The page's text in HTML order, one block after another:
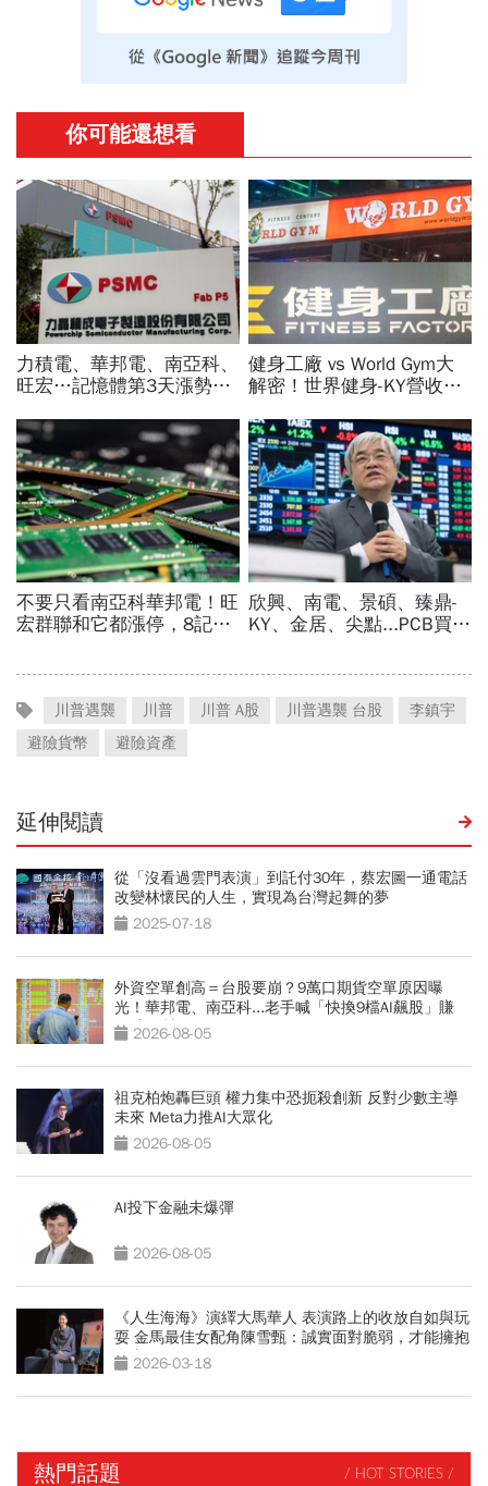
川普遇襲 川普 川普 A股 川普遇襲 台股
李鎮宇
避險貨幣
避險資產
延伸閱讀
從「沒看過雲門表演」到託付30年，蔡宏圖一通電話
改變林懷民的人生，實現為台灣起舞的夢
2025-07-18
外資空單創高＝台股要崩？9萬口期貨空單原因曝
光！華邦電、南亞科...老手喊「快換9檔AI飆股」賺
Q3大行情
2026-08-05
祖克柏炮轟巨頭 權力集中恐扼殺創新 反對少數主導
未來 Meta力推AI大眾化
2026-08-05
AI投下金融未爆彈
2026-08-05
《人生海海》演繹大馬華人 表演路上的收放自如與玩
耍 金馬最佳女配角陳雪甄：誠實面對脆弱，才能擁抱
自由2026-03-18
熱門話題 / HOT STORIES /